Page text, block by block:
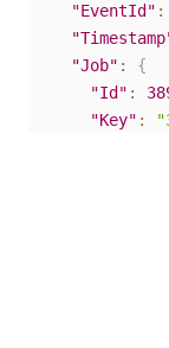
"EventId" :
"Job" :
{
"Id" :
"Key" :